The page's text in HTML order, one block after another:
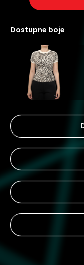
dostupne boje